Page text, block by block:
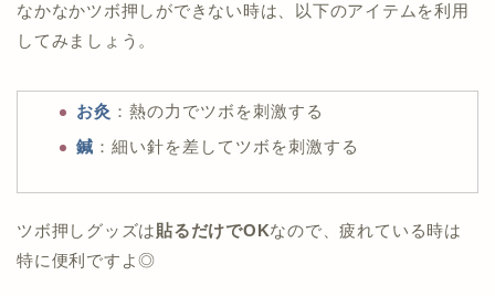
なかなかツボ押しができない時は、以下のアイテムを利用
してみましょう。
お灸 ：熱の力でツボを刺激する
鍼 ：細い針を差してツボを刺激する
ツボ押しグッズは貼るだけでOKなので、疲れている時は
特に便利ですよ◎